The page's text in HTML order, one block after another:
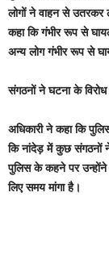
लोगों ने वाहन से उतरकर
कहा कि गंभीर रूप से
अन्य लोग गंभीर रूप से
संगठनों ने घटना के
अधिकारी ने कहा कि
कि नांदेड़ में कुछ संगठनों
पुलिस के कहने पर
लिए समय मांगा है।